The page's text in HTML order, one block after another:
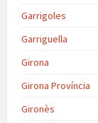
Garrigoles
Garriguella
Girona
Girona Província
Gironès